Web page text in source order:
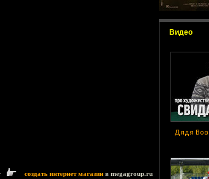
Видео
Дядя
создать интернет магазин в megagroup.ru